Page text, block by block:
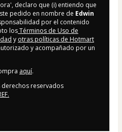
declaro que (i) entiendo que
pedido en nombre de Edwin
por el contenido
losTérminos de Uso de
y otras políticas de Hotmart
y acompañado por un
aquí.
reservados